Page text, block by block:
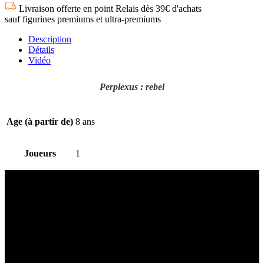
Livraison offerte en point Relais dès 39€ d'achats
sauf figurines premiums et ultra-premiums
Description
Détails
Vidéo
Perplexus : rebel
Age (à partir de) 8 ans
Joueurs 1